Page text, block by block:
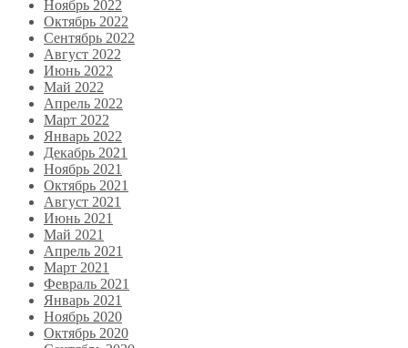
Ноябрь 2022
Октябрь 2022
Сентябрь 2022
Август 2022
Июнь 2022
Май 2022
Апрель 2022
Март 2022
Январь 2022
Декабрь 2021
Ноябрь 2021
Октябрь 2021
Август 2021
Июнь 2021
Май 2021
Апрель 2021
Март 2021
Февраль 2021
Январь 2021
Ноябрь 2020
Октябрь 2020